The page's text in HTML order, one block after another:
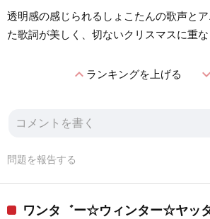
透明感の感じられるしょこたんの歌声と
た歌詞が美しく、切ないクリスマスに重な
expand_lessランキングを上げる
問題を報告する
ワンタ゛ー☆ウィンター☆ヤッ